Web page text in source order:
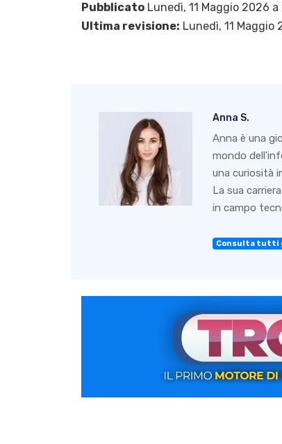
Pubblicato Lunedì, 11 Maggio 2026
Ultima revisione: Lunedì, 11 Maggio
Anna S.
Anna è una
mondo
una curiosità
La sua
in campo
Consulta tutti